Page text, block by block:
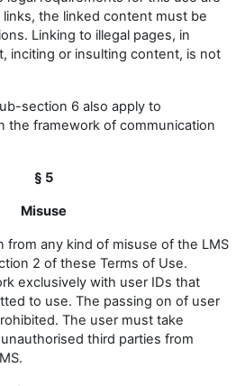
the linked content must be
Linking to illegal pages, in
inciting or insulting content, is not
section 6 also apply to
the framework of communication
§ 5
Misuse
from any kind of misuse of the LMS
2 of these Terms of Use.
exclusively with user IDs that
to use. The passing on of user
The user must take
third parties from